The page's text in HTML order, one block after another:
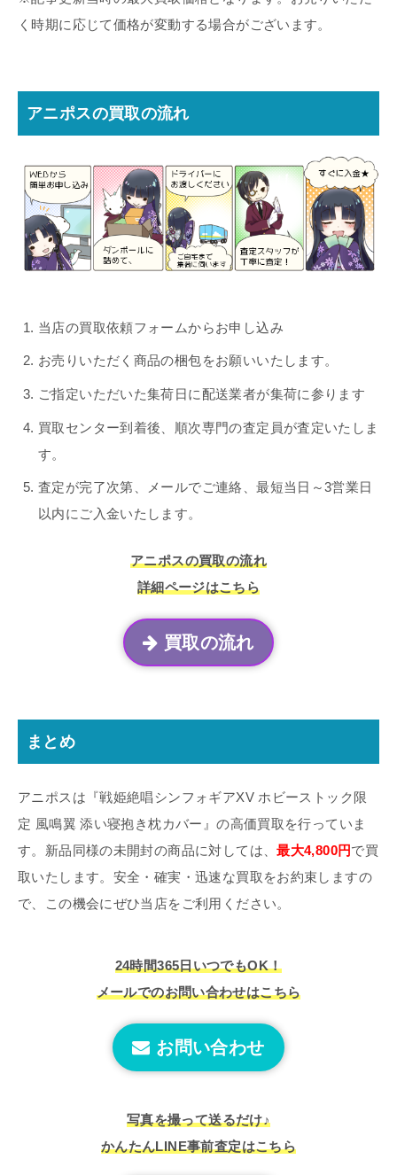
く時期に応じて価格が変動する場合がございます。
アニポスの買取の流れ
当店の買取依頼フォームからお申し込み
お売りいただく商品の梱包をお願いいたします。
ご指定いただいた集荷日に配送業者が集荷に参ります
買取センター到着後、順次専門の査定員が査定いたしま
す。
査定が完了次第、メールでご連絡、最短当日～3営業日
以内にご入金いたします。
アニポスの買取の流れ
詳細ページはこちら
買取の流れ
まとめ
アニポスは『戦姫絶唱シンフォギアXV ホビーストック限
定 風鳴翼 添い寝抱き枕カバー』の高価買取を行っていま
す。新品同様の未開封の商品に対しては、最大4,800円で買
取いたします。安全・確実・迅速な買取をお約束しますの
で、この機会にぜひ当店をご利用ください。
24時間365日いつでもOK！
メールでのお問い合わせはこちら
お問い合わせ
写真を撮って送るだけ♪
かんたんLINE事前査定はこちら